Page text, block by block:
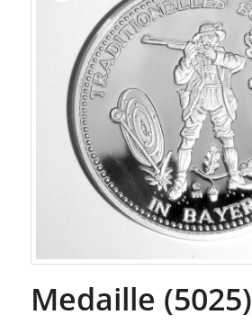
Medaille (5025)